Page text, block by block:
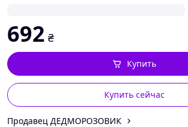
692 ₴
Купить сейчас
Купить
Продавец ДЕДМОРОЗОВИК